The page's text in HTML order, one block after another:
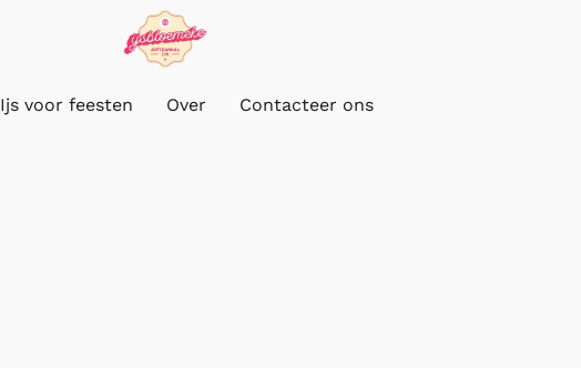
Ijs voor feesten Over Contacteer ons